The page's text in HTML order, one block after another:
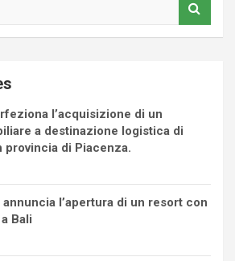
l’acquisizione di un
a destinazione logistica di
provincia di Piacenza.
l’apertura di un resort con
Bali